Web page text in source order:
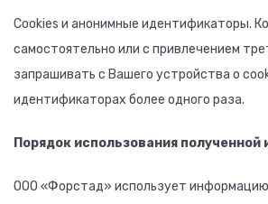
Cookies и анонимные идентификаторы.
самостоятельно или с привлечением
запрашивать с Вашего устройства о
идентификаторах более одного раза.
Порядок использования
ООО «Форстад» использует